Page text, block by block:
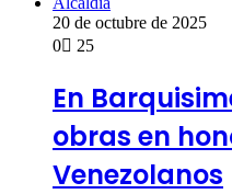
20 de octubre de 2025
0
25
En
obras en
Venezolanos